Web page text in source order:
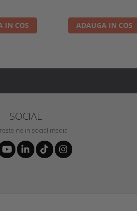
IN COS ADAUGA IN COS
SOCIAL
ne in social media